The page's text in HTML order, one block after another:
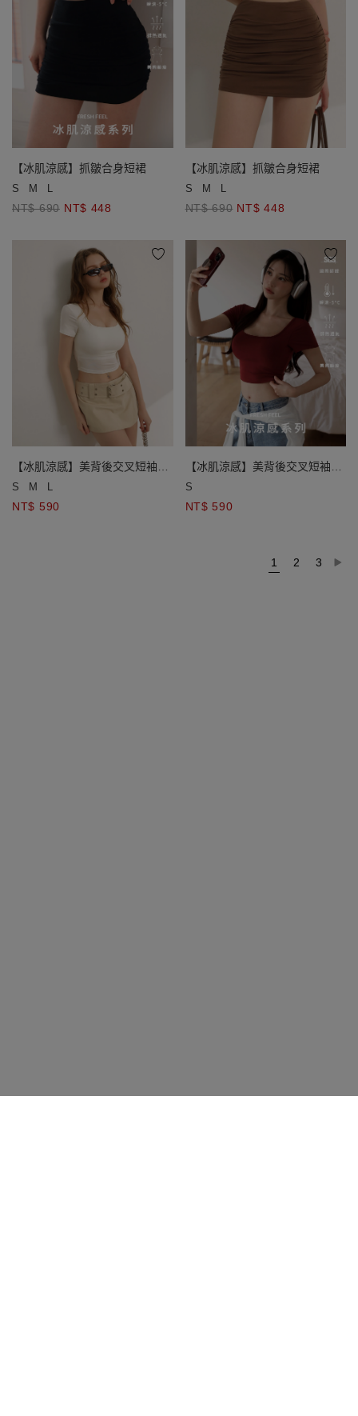
【冰肌涼感】抓皺合身短裙
S M L
NT$ 690 NT$ 448
【冰肌涼感】抓皺合身短裙
S M L
NT$ 690 NT$ 448
【冰肌涼感】美背後交叉短袖
BRA上衣
S M L
NT$ 590
【冰肌涼感】美背後交叉短袖
BRA上衣
S
NT$ 590
1 2 3